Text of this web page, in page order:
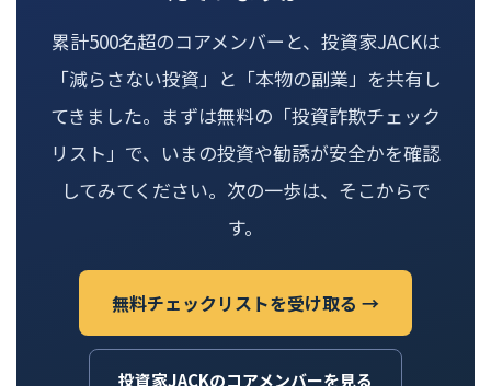
累計500名超のコアメンバーと、投資家JACKは
「減らさない投資」と「本物の副業」を共有し
てきました。まずは無料の「投資詐欺チェック
リスト」で、いまの投資や勧誘が安全かを確認
してみてください。次の一歩は、そこからで
す。
無料チェックリストを受け取る →
投資家JACKのコアメンバーを見る